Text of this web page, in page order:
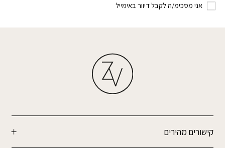
אני מסכימ/ה לקבל דיוור באימייל
קישורים מהירים